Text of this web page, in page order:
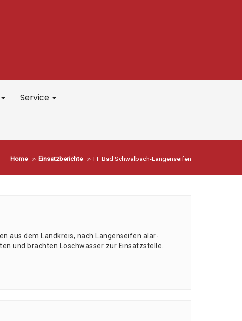
Service
Home Einsatzberichte FF Bad Schwalbach-Langenseifen
aus dem Land­kreis, nach Lan­gen­sei­fen alar­
und brach­ten Lösch­was­ser zur Einsatzstelle.